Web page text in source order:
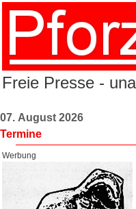
Freie Presse -
07. August 2026
Termine
Werbung